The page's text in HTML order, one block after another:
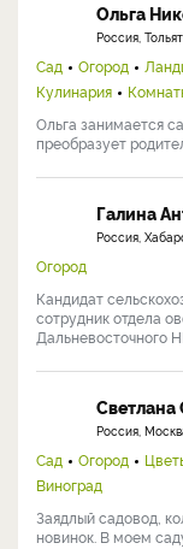
Ольга
Россия,
Сад Огород
Кулинария
Ольга занимается
преобразует
Галина
Россия,
Огород
Кандидат
сотрудник отдела
Дальневосточного
Россия,
Сад Огород
Виноград
Заядлый садовод,
новинок. В моем